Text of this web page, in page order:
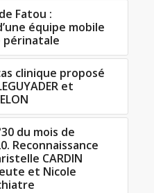
Fatou :
équipe mobile
périnatale
clinique proposé
et
du mois de
Reconnaissance
CARDIN
et Nicole